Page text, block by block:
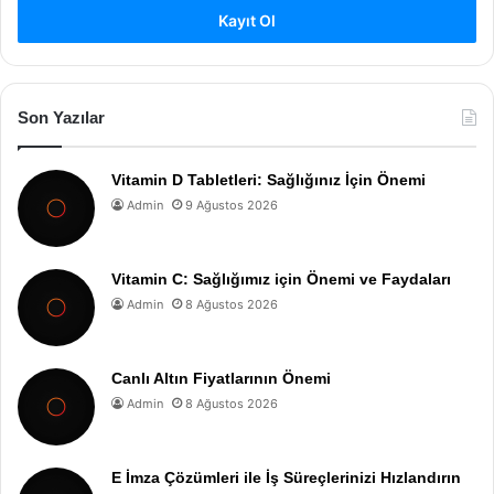
Kayıt Ol
Son Yazılar
Vitamin D Tabletleri: Sağlığınız İçin Önemi
Admin 9 Ağustos 2026
Vitamin C: Sağlığımız için Önemi ve Faydaları
Admin 8 Ağustos 2026
Canlı Altın Fiyatlarının Önemi
Admin 8 Ağustos 2026
E İmza Çözümleri ile İş Süreçlerinizi Hızlandırın